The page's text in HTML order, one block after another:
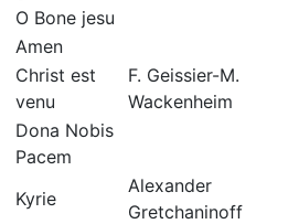
O Bone jesu
Amen
Christ est
venu
F. Geissier-M.
Wackenheim
Dona Nobis
Pacem
Kyrie
Alexander
Gretchaninoff